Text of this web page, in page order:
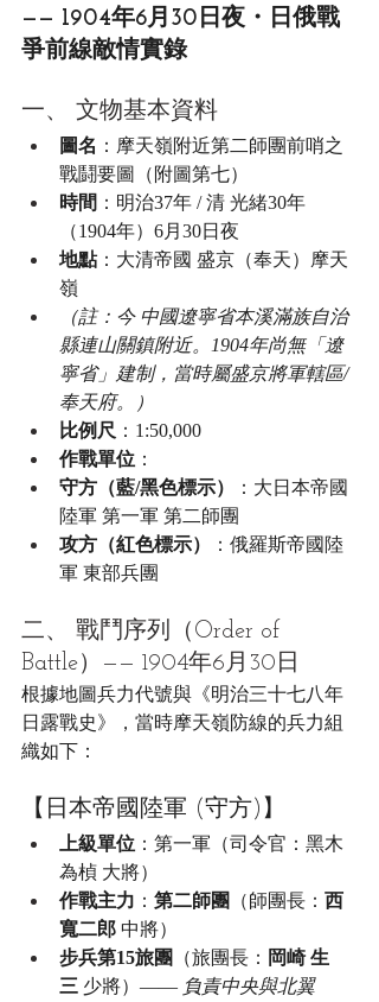
—— 1904年6月30日夜・日俄戰
爭前線敵情實錄
一、 文物基本資料
圖名 ：摩天嶺附近第二師團前哨之
戰鬪要圖（附圖第七）
時間 ：明治37年 / 清 光緒30年
（1904年）6月30日夜
地點：大清帝國 盛京（奉天）摩天
嶺
（註：今 中國遼寧省本溪滿族自治
縣連山關鎮附近。1904年尚無「遼
寧省」建制，當時屬盛京將軍轄區/
奉天府。）
比例尺 ：1:50,000
作戰單位 ：
守方（藍/黑色標示）
：大日本帝國
陸軍 第一軍 第二師團
攻方（紅色標示）
：俄羅斯帝國陸
軍 東部兵團
二、 戰鬥序列（Order of
Battle）—— 1904年6月30日
根據地圖兵力代號與《明治三十七八年
日露戰史》，當時摩天嶺防線的兵力組
織如下：
【日本帝國陸軍 (守方)】
上級單位 ：第一軍（司令官：黑木
為楨 大將）
作戰主力 ： 第二師團 （師團長： 西
寬二郎 中將）
步兵第15旅團
（旅團長： 岡崎 生
三 少將）—— 負責中央與北翼